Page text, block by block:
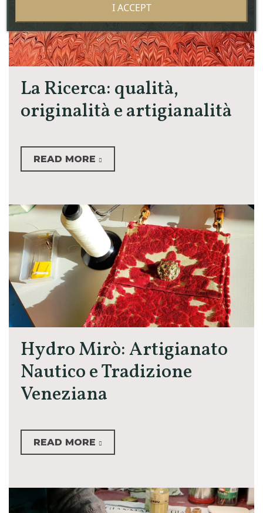
La Ricerca: qualità,
originalità e artigianalità
READ MORE
Hydro Mirò: Artigianato
Nautico e Tradizione
Veneziana
READ MORE
I ACCEPT